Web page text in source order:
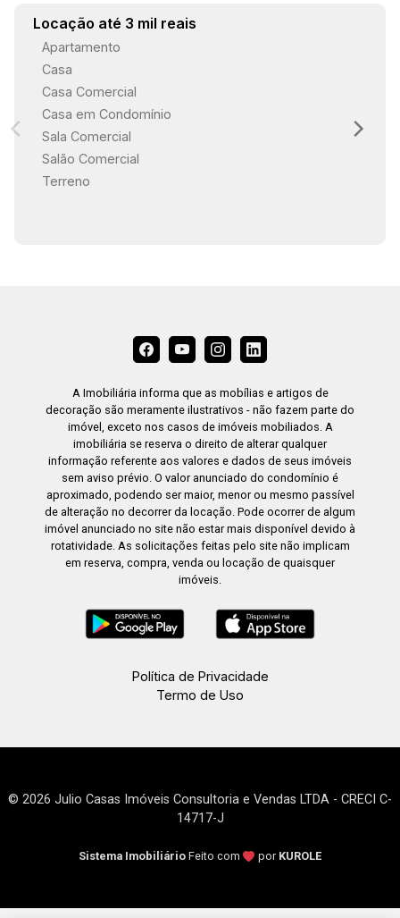
Locação até 3 mil reais
Apartamento
Casa
Casa Comercial
Casa em Condomínio
Sala Comercial
Salão Comercial
Terreno
A Imobiliária informa que as mobílias e artigos de
decoração são meramente ilustrativos - não fazem parte do
imóvel, exceto nos casos de imóveis mobiliados. A
imobiliária se reserva o direito de alterar qualquer
informação referente aos valores e dados de seus imóveis
sem aviso prévio. O valor anunciado do condomínio é
aproximado, podendo ser maior, menor ou mesmo passível
de alteração no decorrer da locação. Pode ocorrer de algum
imóvel anunciado no site não estar mais disponível devido à
rotatividade. As solicitações feitas pelo site não implicam
em reserva, compra, venda ou locação de quaisquer
imóveis.
Política de Privacidade
Termo de Uso
© 2026 Julio Casas Imóveis Consultoria e Vendas LTDA - CRECI C-
14717-J
Sistema Imobiliário Feito com por KUROLE